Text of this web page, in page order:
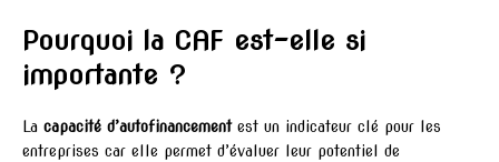
Pourquoi la CAF est-elle si
importante ?
La capacité d’autofinancementest un indicateur clé pour les
entreprises car elle permet d’évaluer leur potentiel de